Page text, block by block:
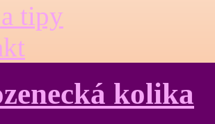
tipy
kolika